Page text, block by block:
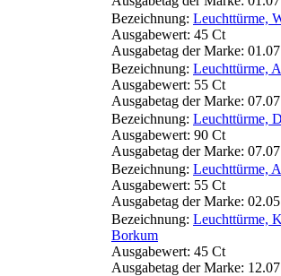
Bezeichnung: Leuchttürme,
Ausgabewert: 45 Ct
Ausgabetag der Marke:
Bezeichnung: Leuchttürme,
Ausgabewert: 55 Ct
Ausgabetag der Marke:
Bezeichnung: Leuchttürme,
Ausgabewert: 90 Ct
Ausgabetag der Marke:
Bezeichnung: Leuchttürme,
Ausgabewert: 55 Ct
Ausgabetag der Marke:
Bezeichnung: Leuchttürme,
Borkum
Ausgabewert: 45 Ct
Ausgabetag der Marke: